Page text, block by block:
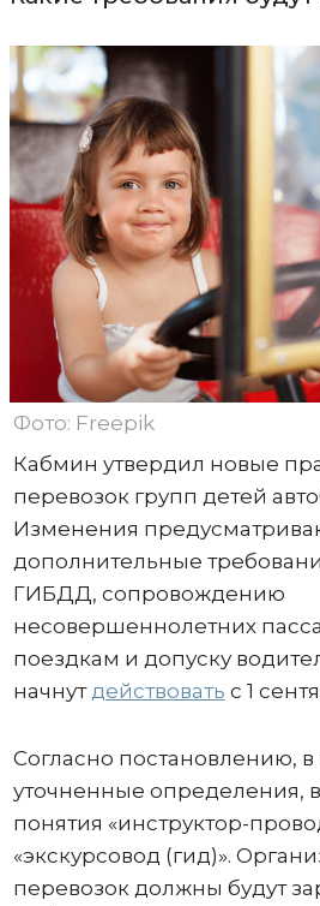
Фото: Freepik
Кабмин утвердил новые
перевозок групп детей
Изменения
дополнительные
ГИБДД, сопровождению
несовершеннолетних
поездкам и допуску
начнут действовать с 1
Согласно постановлению, в
уточненные определения,
понятия «инструктор-
«экскурсовод (гид)».
перевозок должны будут